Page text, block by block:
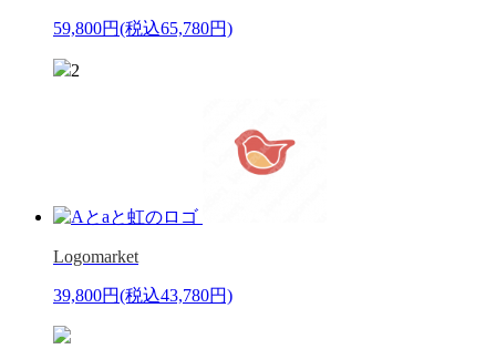
59,800円(税込65,780円)
2
Logomarket
39,800円(税込43,780円)